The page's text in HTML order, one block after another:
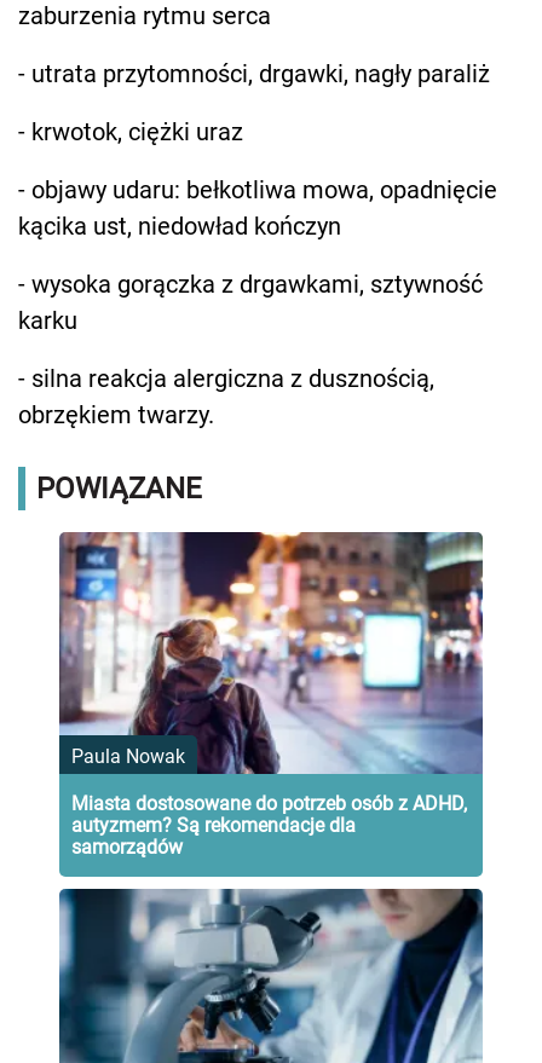
zaburzenia rytmu serca
- utrata przytomności, drgawki, nagły paraliż
- krwotok, ciężki uraz
- objawy udaru: bełkotliwa mowa, opadnięcie
kącika ust, niedowład kończyn
- wysoka gorączka z drgawkami, sztywność
karku
- silna reakcja alergiczna z dusznością,
obrzękiem twarzy.
POWIĄZANE
Paula Nowak
Miasta dostosowane do potrzeb osób z ADHD,
autyzmem? Są rekomendacje dla
samorządów